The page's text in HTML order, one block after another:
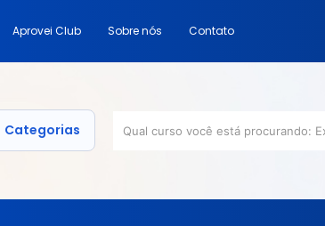
Aprovei Club Sobre nós Contato
Categorias